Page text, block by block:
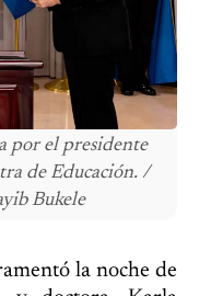
por el presidente
de Educación. /
Bukele
la noche de